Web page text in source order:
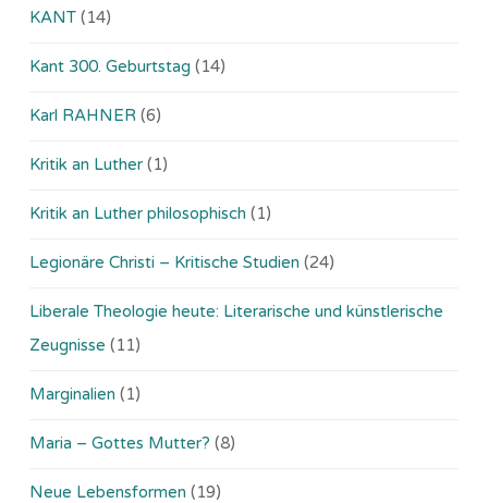
KANT (14)
Kant 300. Geburtstag (14)
Karl RAHNER (6)
Kritik an Luther (1)
Kritik an Luther philosophisch (1)
Legionäre Christi – Kritische Studien (24)
Liberale Theologie heute: Literarische und künstlerische
Zeugnisse (11)
Marginalien (1)
Maria – Gottes Mutter? (8)
Neue Lebensformen (19)